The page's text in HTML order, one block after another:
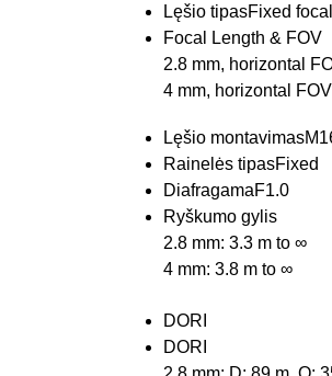
Lęšio tipasFixed
Focal Length & FOV
2.8 mm, horizontal
4 mm, horizontal
Lęšio montavimas
Rainelės tipasFixed
DiafragamaF1.0
Ryškumo gylis
2.8 mm: 3.3 m to ∞
4 mm: 3.8 m to ∞
DORI
DORI